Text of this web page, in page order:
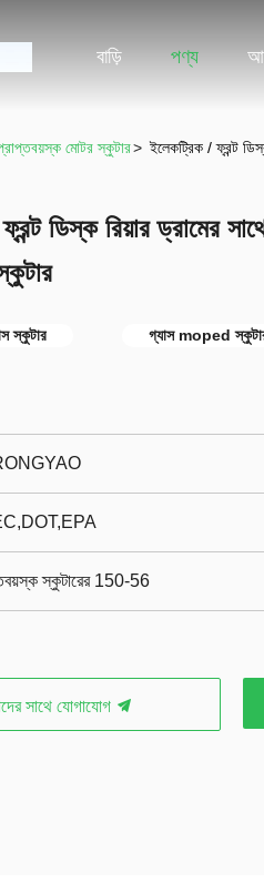
বাড়ি পণ্য
মোটর স্কুটার> ইলেকট্রিক / ফ্রন্ট
ডিস্ক রিয়ার ড্রামের
স্কুটার গ্যাস moped
স্কুটারের 150-56
সাথে যোগাযোগ